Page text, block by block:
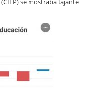
se mostraba tajante